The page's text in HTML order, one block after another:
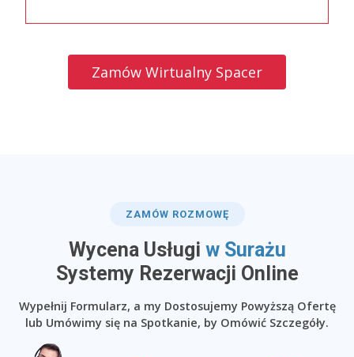
Zamów Wirtualny Spacer
ZAMÓW ROZMOWĘ
Wycena Usługi w Surażu
​Systemy Rezerwacji Online
Wypełnij Formularz, a my Dostosujemy Powyższą Ofertę
lub Umówimy się na Spotkanie, by Omówić Szczegóły.